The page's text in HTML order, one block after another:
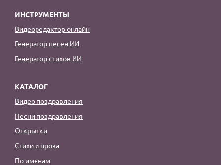
ИНСТРУМЕНТЫ
Видеоредактор онлайн
Генератор песен ИИ
Генератор стихов ИИ
КАТАЛОГ
Видео поздравления
Песни поздравления
Открытки
Стихи и проза
По именам